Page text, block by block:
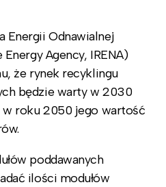
Energii Odnawialnej
Agency, IRENA)
że rynek recyklingu
będzie warty w 2030
roku 2050 jego wartość
poddawanych
ilości modułów